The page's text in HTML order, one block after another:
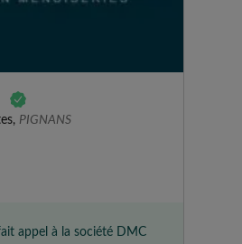
PIGNANS
appel à la société DMC